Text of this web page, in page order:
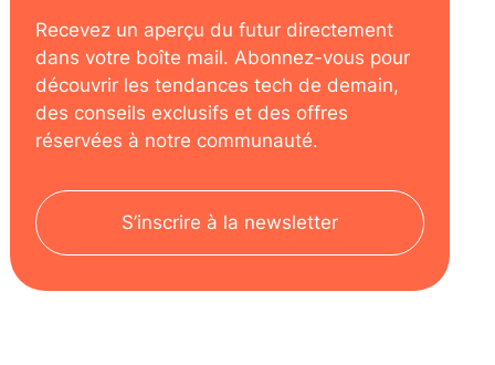
Recevez un aperçu du futur directement
dans votre boîte mail. Abonnez-vous pour
découvrir les tendances tech de demain,
des conseils exclusifs et des offres
réservées à notre communauté.
S’inscrire à la newsletter